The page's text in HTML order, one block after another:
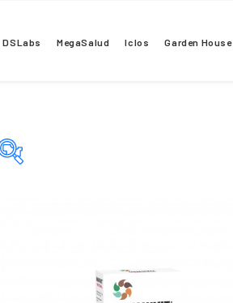
DSLabs MegaSalud Iclos Garden House